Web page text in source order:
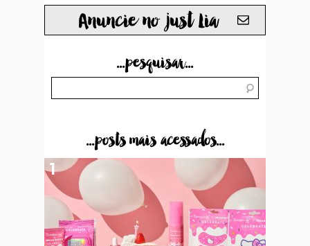
Anuncie no just Lia
...pesquisar...
...posts mais acessados...
1